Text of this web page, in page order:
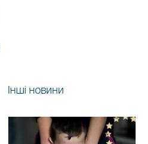
Інші новини